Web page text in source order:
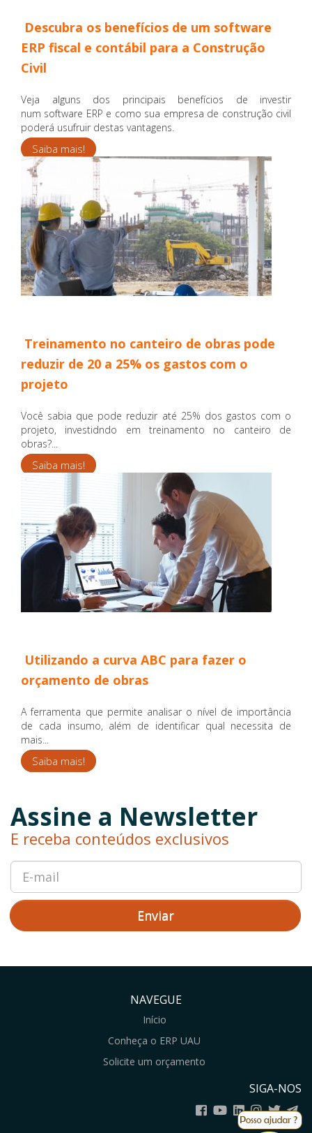
Descubra os benefícios de um software
ERP fiscal e contábil para a Construção
Civil
Veja alguns dos principais benefícios de investir
num software ERP e como sua empresa de construção civil
poderá usufruir destas vantagens.
Saiba mais!
Treinamento no canteiro de obras pode
reduzir de 20 a 25% os gastos com o
projeto
Você sabia que pode reduzir até 25% dos gastos com o
projeto, investidndo em treinamento no canteiro de
obras?...
Saiba mais!
Utilizando a curva ABC para fazer o
orçamento de obras
A ferramenta que permite analisar o nível de importância
de cada insumo, além de identificar qual necessita de
mais...
Saiba mais!
Assine a Newsletter
E receba conteúdos exclusivos
Enviar
NAVEGUE
Início
Conheça o ERP UAU
Solicite um orçamento
SIGA-NOS